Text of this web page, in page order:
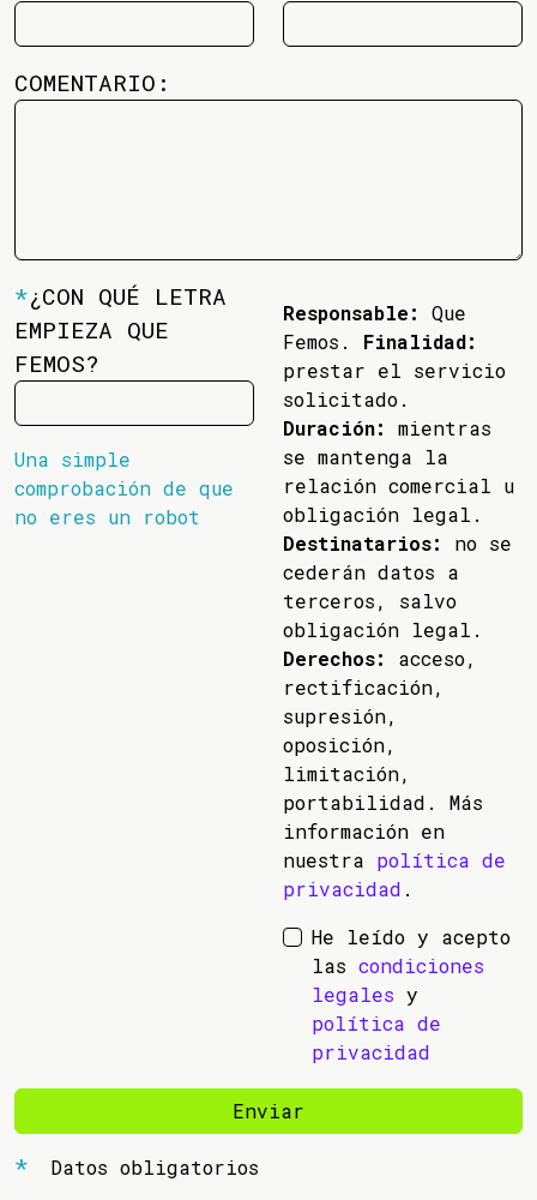
COMENTARIO:
*¿CON QUÉ LETRA
EMPIEZA QUE
FEMOS?
Una simple
comprobación de que
no eres un robot
Responsable:
Que
Femos. Finalidad:
prestar el servicio
solicitado.
Duración:
mientras
se mantenga la
relación comercial u
obligación legal.
Destinatarios:
no se
cederán datos a
terceros, salvo
obligación legal.
Derechos:
acceso,
rectificación,
supresión,
oposición,
limitación,
portabilidad. Más
información en
nuestra política de
privacidad .
He leído y acepto
las condiciones
legales y
política de
privacidad
Enviar
Datos obligatorios